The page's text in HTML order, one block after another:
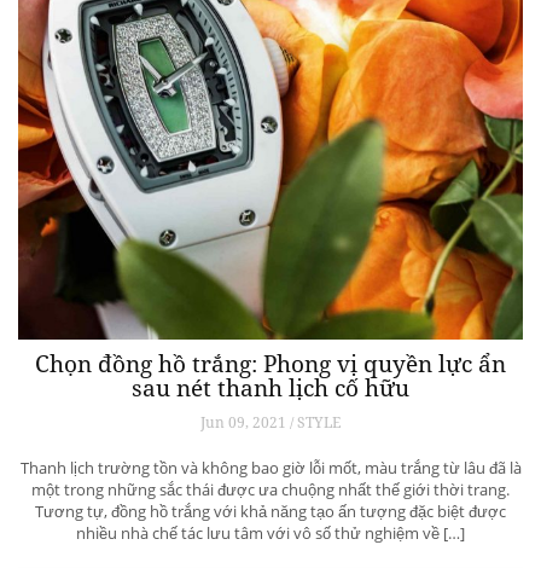
Chọn đồng hồ trắng: Phong vị quyền lực ẩn
sau nét thanh lịch cố hữu
Jun 09, 2021 / STYLE
Thanh lịch trường tồn và không bao giờ lỗi mốt, màu trắng từ lâu đã là
một trong những sắc thái được ưa chuộng nhất thế giới thời trang.
Tương tự, đồng hồ trắng với khả năng tạo ấn tượng đặc biệt được
nhiều nhà chế tác lưu tâm với vô số thử nghiệm về […]